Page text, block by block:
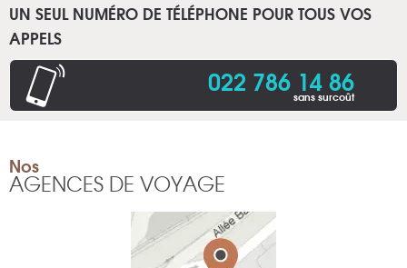
UN SEUL NUMÉRO DE TÉLÉPHONE POUR TOUS VOS
APPELS
022 786 14 86
sans surcoût
Nos
AGENCES DE VOYAGE